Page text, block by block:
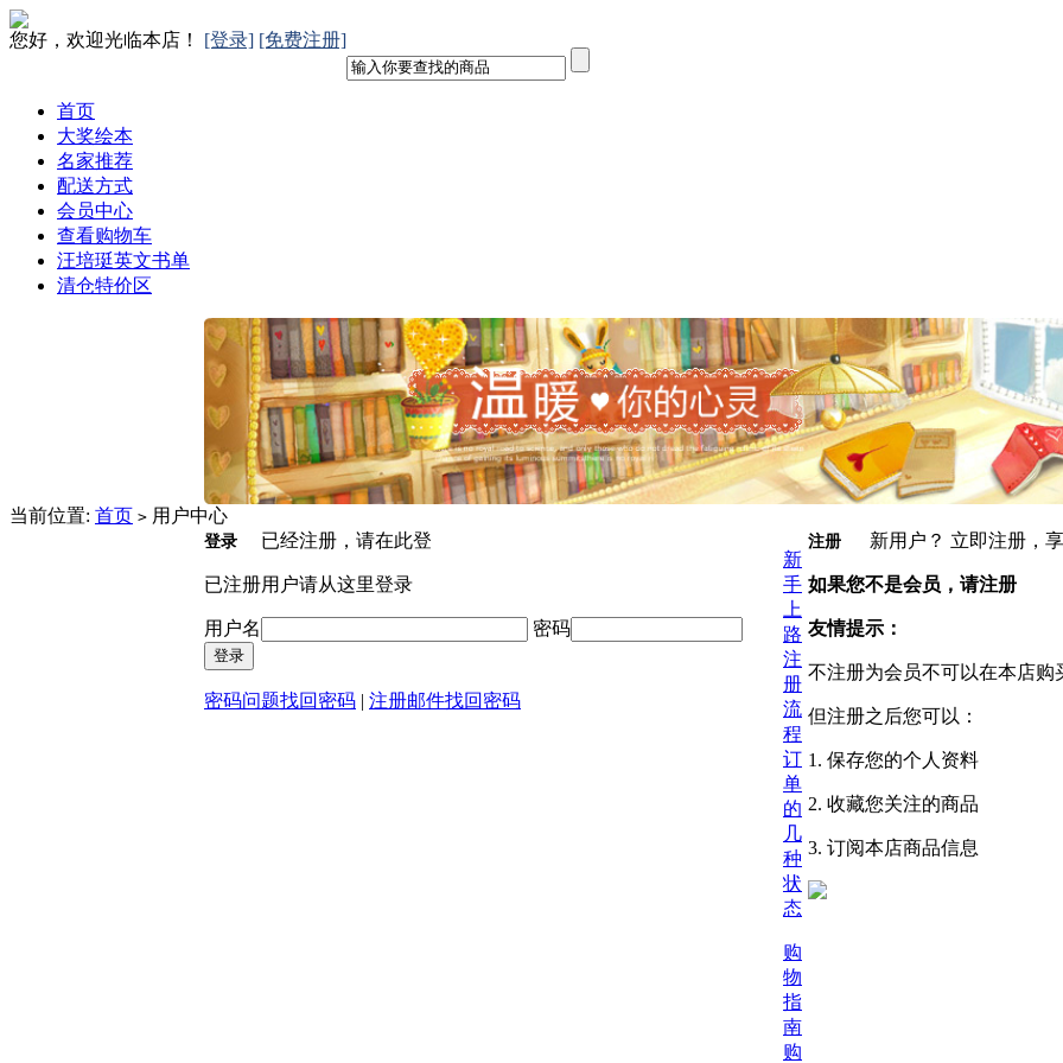
您好，欢迎光临本店！ [登录] [免费注册]
首页
大奖绘本
名家推荐
配送方式
会员中心
查看购物车
汪培珽英文书单
清仓特价区
当前位置: 首页 > 用户中心
登录 已经注册，请在此登
已注册用户请从这里登录
用户名 密码
密码问题找回密码 | 注册邮件找回密码
注册 新用户？ 立即注册，享
如果您不是会员，请注册
友情提示：
不注册为会员不可以在本店购
但注册之后您可以：
1. 保存您的个人资料
2. 收藏您关注的商品
3. 订阅本店商品信息
新
手
上
路
注
册
流
程
订
单
的
几
种
状
态
购
物
指
南
购